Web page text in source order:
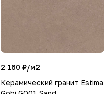
2 160 ₽/м2
Керамический гранит Estima